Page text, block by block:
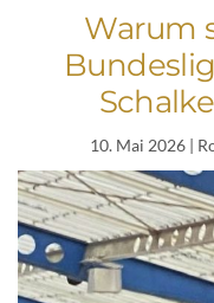
Warum
10. Mai 2026 |